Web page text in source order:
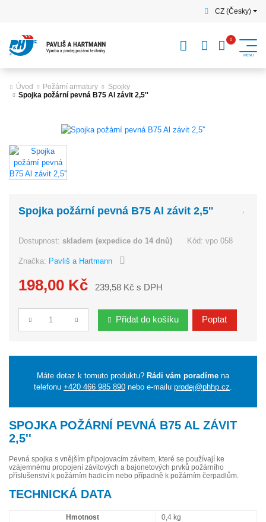
CZ (Česky)
Úvod Požární armatury
Spojky
Spojka požární pevná B75 Al závit 2,5''
Spojka požární pevná B75 Al závit 2,5''
Dostupnost:skladem (expedice do 14 dnů) Kód: vpo 058
Značka: Pavliš a Hartmann
198,00 Kč 239,58 Kč s DPH
Počet Přidat do košíku Poptat
Máte dotaz k tomuto produktu? Rádi vám poradíme na
telefonu +420 466 985 890 nebo e-mailu prodej@phhp.cz.
SPOJKA POŽÁRNÍ PEVNÁ B75 AL ZÁVIT
2,5''
Pevná spojka s vnějším připojovacím závitem, které se používají ke
vzájemnému propojení závitových a bajonetových prvků požárního
příslušenství k požárním hadicím nebo případně k požárním čerpadlům.
TECHNICKÁ DATA
Hmotnost
0,4 kg